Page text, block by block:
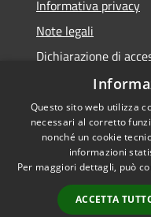
Informativa privacy
Note legali
Dichiarazione di
Accessibilità
Privacy
Mappa del sito
Questo sito web utilizza
necessari al corretto
nonché un cookie
informazioni
Per maggiori dettagli, può
ACCETTA